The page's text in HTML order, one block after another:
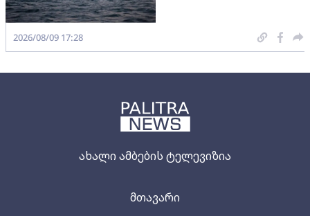
ახალი ამბების ტელევიზია
მთავარი
2026/08/09 17:28